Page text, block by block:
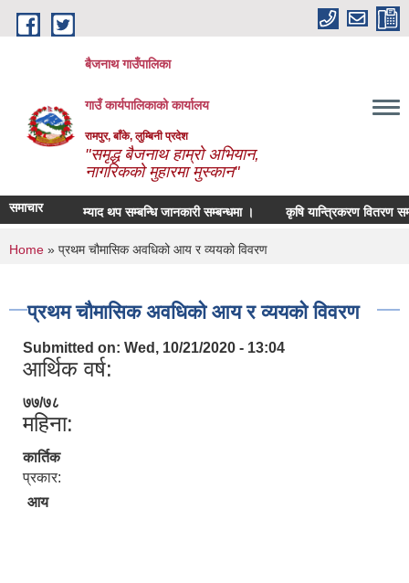
Skip to main content
बैजनाथ गाउँपालिका
गाउँ कार्यपालिकाको कार्यालय
रामपुर, बाँके, लुम्बिनी प्रदेश
"समृद्ध बैजनाथ हाम्रो अभियान,
नागरिकको मुहारमा मुस्कान"
समाचार म्याद थप सम्बन्धि जानकारी सम्बन्धमा । कृषि यान्त्रिकरण वितरण
You are here
Home » प्रथम चौमासिक अवधिको आय र व्ययको विवरण
प्रथम चौमासिक अवधिको आय र व्ययको विवरण
Submitted on: Wed, 10/21/2020 - 13:04
आर्थिक वर्ष:
७७/७८
महिना:
कार्तिक
प्रकार:
आय